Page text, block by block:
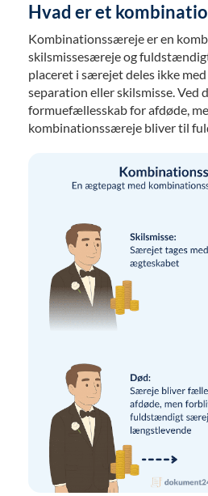
Hvad er et
Kombinationssæreje er en
skilsmissesæreje og
placeret i særejet deles ikke
separation eller skilsmisse.
formuefællesskab for afdøde,
kombinationssæreje bliver til